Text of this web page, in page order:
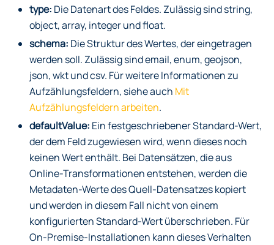
type: Die Datenart des Feldes. Zulässig sind string,
object, array, integer und float.
schema: Die Struktur des Wertes, der eingetragen
werden soll. Zulässig sind email, enum, geojson,
json, wkt und csv. Für weitere Informationen zu
Aufzählungsfeldern, siehe auch Mit
Aufzählungsfeldern arbeiten.
defaultValue: Ein festgeschriebener Standard-Wert,
der dem Feld zugewiesen wird, wenn dieses noch
keinen Wert enthält. Bei Datensätzen, die aus
Online-Transformationen entstehen, werden die
Metadaten-Werte des Quell-Datensatzes kopiert
und werden in diesem Fall nicht von einem
konfigurierten Standard-Wert überschrieben. Für
On-Premise-Installationen kann dieses Verhalten